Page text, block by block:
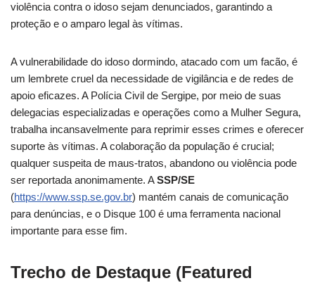
violência contra o idoso sejam denunciados, garantindo a
proteção e o amparo legal às vítimas.
A vulnerabilidade do idoso dormindo, atacado com um facão, é
um lembrete cruel da necessidade de vigilância e de redes de
apoio eficazes. A Polícia Civil de Sergipe, por meio de suas
delegacias especializadas e operações como a Mulher Segura,
trabalha incansavelmente para reprimir esses crimes e oferecer
suporte às vítimas. A colaboração da população é crucial;
qualquer suspeita de maus-tratos, abandono ou violência pode
ser reportada anonimamente. ASSP/SE
(https://www.ssp.se.gov.br) mantém canais de comunicação
para denúncias, e o Disque 100 é uma ferramenta nacional
importante para esse fim.
Trecho de Destaque (Featured